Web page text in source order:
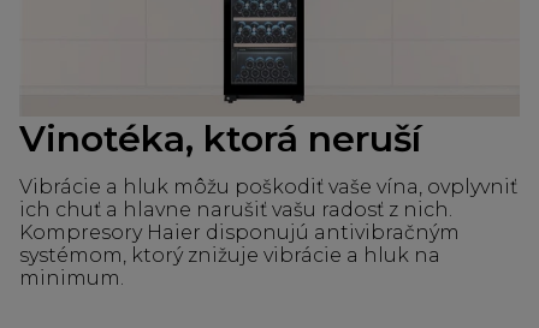
Vinotéka, ktorá neruší
Vibrácie a hluk môžu poškodiť vaše vína, ovplyvniť
ich chuť a hlavne narušiť vašu radosť z nich.
Kompresory Haier disponujú antivibračným
systémom, ktorý znižuje vibrácie a hluk na
minimum.